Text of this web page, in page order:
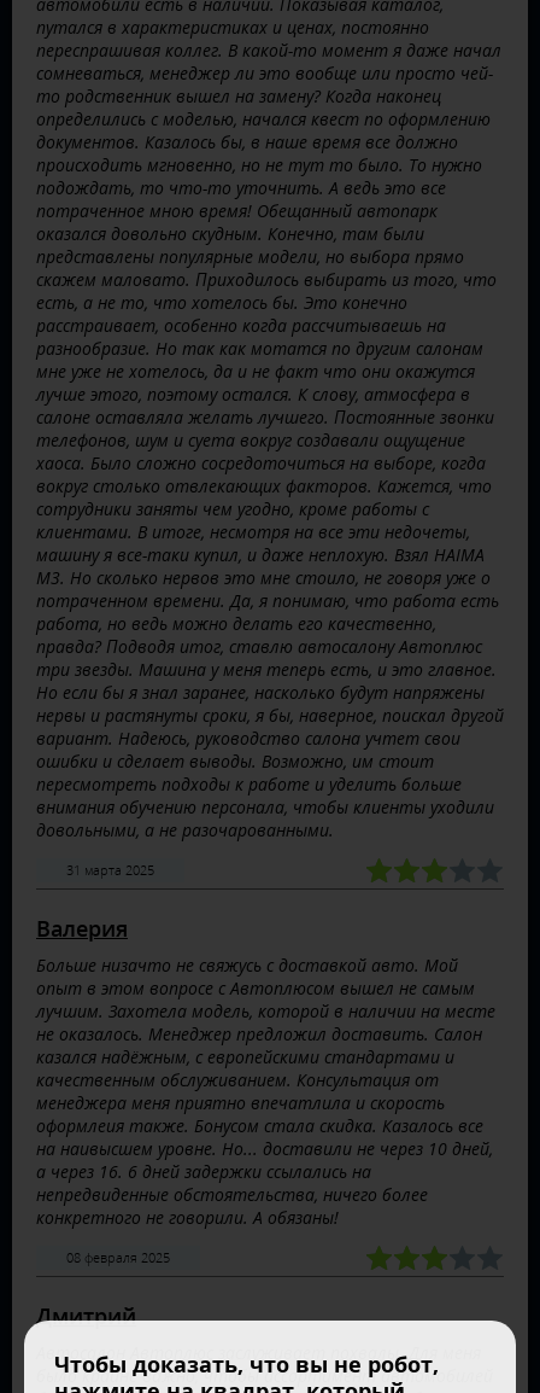
автомобили есть в наличии. Показывая каталог,
путался в характеристиках и ценах, постоянно
переспрашивая коллег. В какой-то момент я даже начал
сомневаться, менеджер ли это вообще или просто чей-
то родственник вышел на замену? Когда наконец
определились с моделью, начался квест по оформлению
документов. Казалось бы, в наше время все должно
происходить мгновенно, но не тут то было. То нужно
подождать, то что-то уточнить. А ведь это все
потраченное мною время! Обещанный автопарк
оказался довольно скудным. Конечно, там были
представлены популярные модели, но выбора прямо
скажем маловато. Приходилось выбирать из того, что
есть, а не то, что хотелось бы. Это конечно
расстраивает, особенно когда рассчитываешь на
разнообразие. Но так как мотатся по другим салонам
мне уже не хотелось, да и не факт что они окажутся
лучше этого, поэтому остался. К слову, атмосфера в
салоне оставляла желать лучшего. Постоянные звонки
телефонов, шум и суета вокруг создавали ощущение
хаоса. Было сложно сосредоточиться на выборе, когда
вокруг столько отвлекающих факторов. Кажется, что
сотрудники заняты чем угодно, кроме работы с
клиентами. В итоге, несмотря на все эти недочеты,
машину я все-таки купил, и даже неплохую. Взял HAIMA
М3. Но сколько нервов это мне стоило, не говоря уже о
потраченном времени. Да, я понимаю, что работа есть
работа, но ведь можно делать его качественно,
правда? Подводя итог, ставлю автосалону Автоплюс
три звезды. Машина у меня теперь есть, и это главное.
Но если бы я знал заранее, насколько будут напряжены
нервы и растянуты сроки, я бы, наверное, поискал другой
вариант. Надеюсь, руководство салона учтет свои
ошибки и сделает выводы. Возможно, им стоит
пересмотреть подходы к работе и уделить больше
внимания обучению персонала, чтобы клиенты уходили
довольными, а не разочарованными.
31 марта 2025
Валерия
Больше низачто не свяжусь с доставкой авто. Мой
опыт в этом вопросе с Автоплюсом вышел не самым
лучшим. Захотела модель, которой в наличии на месте
не оказалось. Менеджер предложил доставить. Салон
казался надёжным, с европейскими стандартами и
качественным обслуживанием. Консультация от
менеджера меня приятно впечатлила и скорость
оформлеия также. Бонусом стала скидка. Казалось все
на наивысшем уровне. Но... доставили не через 10 дней,
а через 16. 6 дней задержки ссылались на
непредвиденные обстоятельства, ничего более
конкретного не говорили. А обязаны!
08 февраля 2025
Дмитрий
Автосалон Автоплюс заслуживает похвалы. Для меня
было крайне важно, чтобы ассортимент автомобилей
Чтобы доказать, что вы не робот,